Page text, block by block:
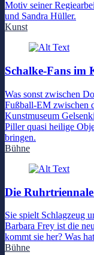
Motiv seiner
und Sandra Hüller.
Kunst
Schalke-Fans im
Was sonst zwischen
Fußball-EM zwischen
Kunstmuseum
Piller quasi heilige
bringen.
Bühne
Die
Sie spielt Schlagzeug
Barbara Frey ist die
kommt sie her? Was
Bühne